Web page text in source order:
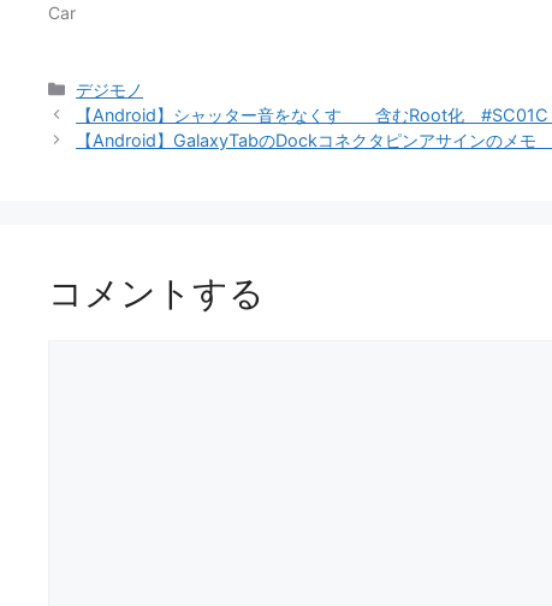
Car
カ
テ
ゴ
デジモノ
【Android】シャッター音をなくす 含むRoot化 #SC01C
【Android】GalaxyTabのDockコネクタピンアサインのメ
コメントする